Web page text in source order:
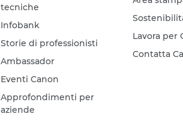
tecniche
Infobank
Storie di professionisti
Ambassador
Eventi Canon
Approfondimenti per
aziende
Lavora per
Contatta